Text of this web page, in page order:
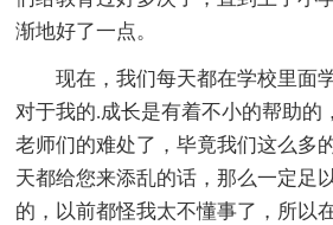
渐地好了一点。
现在，我们每天都在学校里面
对于我的.成长是有着不小的帮助的
老师们的难处了，毕竟我们这么多
天都给您来添乱的话，那么一定足
的，以前都怪我太不懂事了，所以